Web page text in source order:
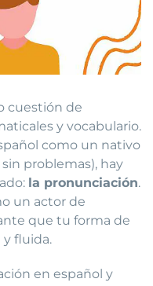
cuestión de
y vocabulario.
como un nativo
problemas), hay
la pronunciación.
un actor de
que tu forma de
y fluida.
en español y